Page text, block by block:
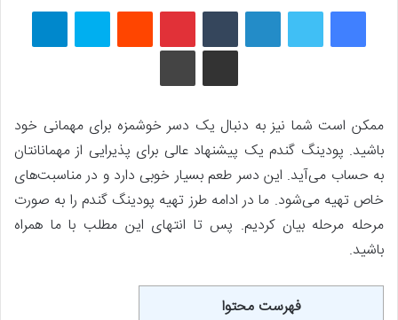
فیسبوک لینکداین پینتریست اسکایپ
چاپ
ممکن است شما نیز به دنبال یک دسر خوشمزه برای مهمانی خود
باشید. پودینگ گندم یک پیشنهاد عالی برای پذیرایی از مهمانانتان
به حساب می‌آید. این دسر طعم بسیار خوبی دارد و در مناسبت‌های
خاص تهیه می‌شود. ما در ادامه طرز تهیه پودینگ گندم را به صورت
مرحله مرحله بیان کردیم. پس تا انتهای این مطلب با ما همراه
باشید.
فهرست محتوا